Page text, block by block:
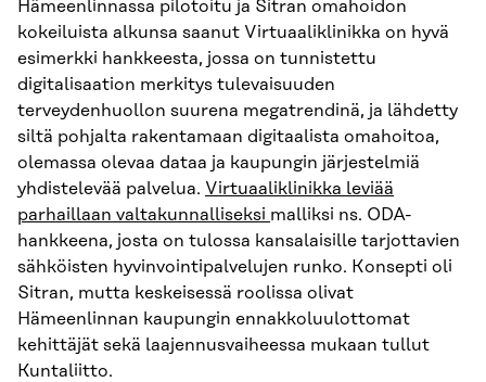
Hämeenlinnassa pilotoitu ja Sitran omahoidon
kokeiluista alkunsa saanut Virtuaaliklinikka on hyvä
esimerkki hankkeesta, jossa on tunnistettu
digitalisaation merkitys tulevaisuuden
terveydenhuollon suurena megatrendinä, ja lähdetty
siltä pohjalta rakentamaan digitaalista omahoitoa,
olemassa olevaa dataa ja kaupungin järjestelmiä
yhdistelevää palvelua. Virtuaaliklinikka leviää
parhaillaan valtakunnalliseksi malliksi ns. ODA-
hankkeena, josta on tulossa kansalaisille tarjottavien
sähköisten hyvinvointipalvelujen runko. Konsepti oli
Sitran, mutta keskeisessä roolissa olivat
Hämeenlinnan kaupungin ennakkoluulottomat
kehittäjät sekä laajennusvaiheessa mukaan tullut
Kuntaliitto.